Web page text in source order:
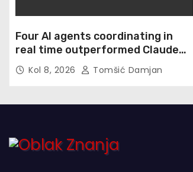
Four AI agents coordinating in
real time outperformed Claude
Opus 4.8 on enterprise coding
tasks
Kol 8, 2026 Tomšić Damjan